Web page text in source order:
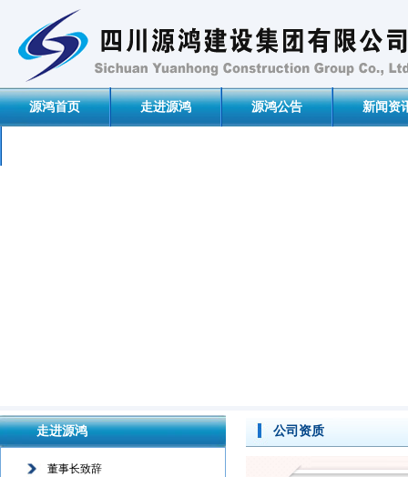
源鸿首页 走进源鸿 源鸿公告 新闻资
走进源鸿
董事长致辞
公司资质